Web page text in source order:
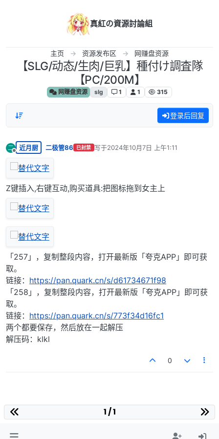
真紅の資源討論組
主页 资源发布区 网赚盘资源
【SLG/动态/生肉/巨乳】種付け調査隊
【PC/200M】
网赚盘资源 slg 1 1 315
登录后回复
二
离线
近月厨 二极管86 已封禁 写于2024年10月7日 上午1:11
最后由 编辑
Z键插入,右键互动,购买道具:把图标拖到女主上
「257」，复制整段内容，打开最新版「夸克APP」即可获
取。
链接： https://pan.quark.cn/s/d61734671f98
「258」，复制整段内容，打开最新版「夸克APP」即可获
取。
链接： https://pan.quark.cn/s/773f34d16fc1
两个都要保存，然后放在一起解压
解压码：klkl
0
1 / 1